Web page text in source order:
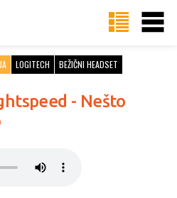
LOGITECH BEŽIČNI HEADSET
- Nešto